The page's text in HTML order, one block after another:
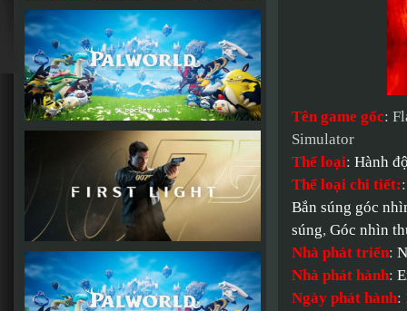
Tên game gốc:
Simulator
Thể loại: Hành
Thể loại chi tiết:
Bắn súng góc
súng, Góc nhìn
Nhà phát triển:
Nhà phát hành:
Ngày phát hành: